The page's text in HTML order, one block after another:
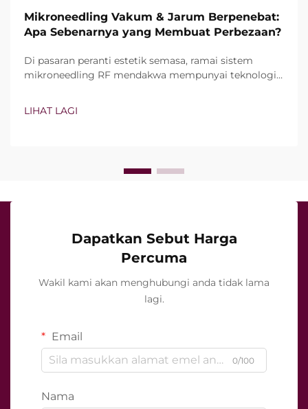
Mikroneedling Vakum & Jarum Berpenebat:
Apa Sebenarnya yang Membuat Perbezaan?
Di pasaran peranti estetik semasa, ramai sistem
mikroneedling RF mendakwa mempunyai teknologi
wujud, tetapi bagaimana tepatnya ciri-ciri ini
LIHAT LAGI
Dapatkan Sebut Harga
Percuma
Wakil kami akan menghubungi anda tidak lama
lagi.
Email
0/100
Nama